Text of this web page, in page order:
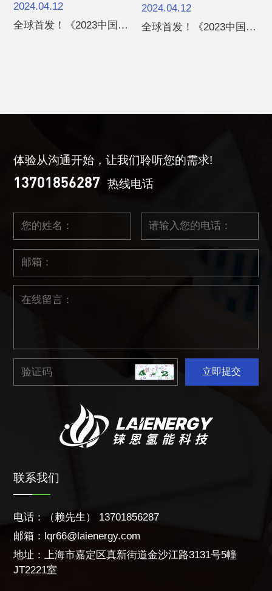
2024.04.12
全球首发！《2023中国与
2024.04.12
全球首发！《2023中国与
体验从沟通开始，让我们聆听您的需求!
13701856287 热线电话
立即提交
联系我们
电话：（赖先生） 13701856287
邮箱： lqr66@laienergy.com
地址：上海市嘉定区真新街道金沙江路3131号5幢
JT2221室